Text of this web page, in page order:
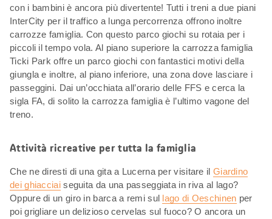
con i bambini è ancora più divertente! Tutti i treni a due piani
InterCity per il traffico a lunga percorrenza offrono inoltre
carrozze famiglia. Con questo parco giochi su rotaia per i
piccoli il tempo vola. Al piano superiore la carrozza famiglia
Ticki Park offre un parco giochi con fantastici motivi della
giungla e inoltre, al piano inferiore, una zona dove lasciare i
passeggini. Dai un’occhiata all’orario delle FFS e cerca la
sigla FA, di solito la carrozza famiglia è l’ultimo vagone del
treno.
Attività ricreative per tutta la famiglia
Che ne diresti di una gita a Lucerna per visitare il Giardino
dei ghiacciaiseguita da una passeggiata in riva al lago?
Oppure di un giro in barca a remi sul lago di Oeschinen per
poi grigliare un delizioso cervelas sul fuoco? O ancora un